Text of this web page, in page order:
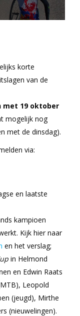
korte
van de
met 19 oktober
mogelijk nog
met de dinsdag).
via:
en laatste
kampioen
Kijk hier naar
en het verslag;
in Helmond
en Edwin Raats
Leopold
(jeugd), Mirthe
(nieuwelingen).